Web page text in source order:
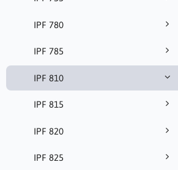
IPF 780
IPF 785
IPF 810
IPF 815
IPF 820
IPF 825